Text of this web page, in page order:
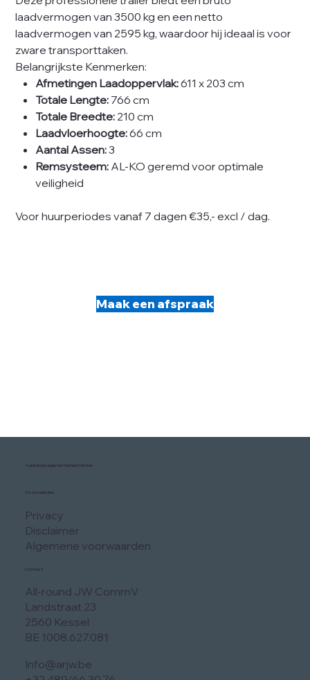
laadvermogen van 3500 kg en een netto
laadvermogen van 2595 kg, waardoor hij ideaal is voor
zware transporttaken.
Belangrijkste Kenmerken:
Afmetingen Laadoppervlak:611 x 203 cm
Totale Lengte: 766 cm
Totale Breedte: 210 cm
Laadvloerhoogte:66 cm
Aantal Assen:3
Remsysteem: AL-KO geremd voor optimale
veiligheid
Voor huurperiodes vanaf 7 dagen €35,- excl / dag.
Maak een afspraak
Aanhangwagen en Verhuur Center
Voorwaarden
Privacy
Disclaimer
Algemene voorwaarden
Contact
All-round JW CommV
Landstraat 23
2560 Kessel
BE 1008.627.081
Info@arjw.be